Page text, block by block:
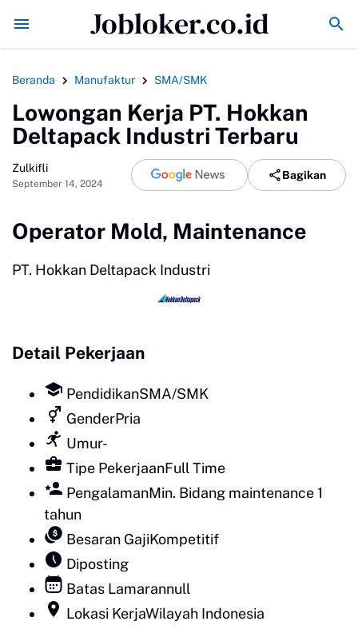
Mbappe Top Skor Sementara Setelah Cetak Gol ke
Jobloker.co.id
Beranda Manufaktur SMA/SMK
Lowongan Kerja PT. Hokkan
Deltapack Industri Terbaru
Zulkifli
September 14, 2024
Bagikan
Operator Mold, Maintenance
PT. Hokkan Deltapack Industri
Detail Pekerjaan
PendidikanSMA/SMK
GenderPria
Umur-
Tipe PekerjaanFull Time
PengalamanMin. Bidang maintenance 1
tahun
Besaran GajiKompetitif
Diposting
Batas Lamarannull
Lokasi KerjaWilayah Indonesia